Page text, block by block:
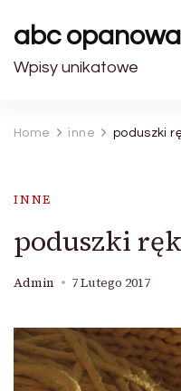
abc
Wpisy unikatowe
Home inne poduszki
INNE
poduszki
Admin 7 Lutego 2017